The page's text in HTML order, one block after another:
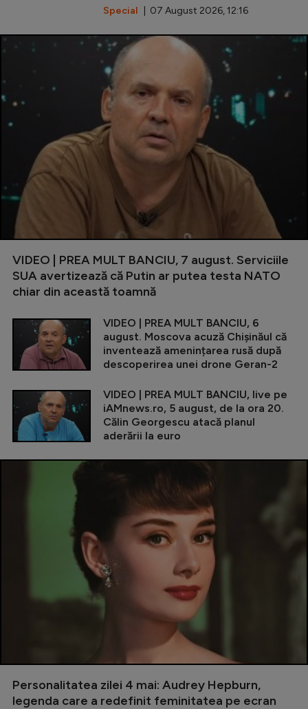
Special | 07 August 2026, 12:16
VIDEO | PREA MULT BANCIU, 7 august. Serviciile
SUA avertizează că Putin ar putea testa NATO
chiar din această toamnă
VIDEO | PREA MULT BANCIU, 6
august. Moscova acuză Chișinăul că
inventează amenințarea rusă după
descoperirea unei drone Geran-2
VIDEO | PREA MULT BANCIU, live pe
iAMnews.ro, 5 august, de la ora 20.
Călin Georgescu atacă planul
aderării la euro
Personalitatea zilei 4 mai: Audrey Hepburn,
legenda care a redefinit feminitatea pe ecran